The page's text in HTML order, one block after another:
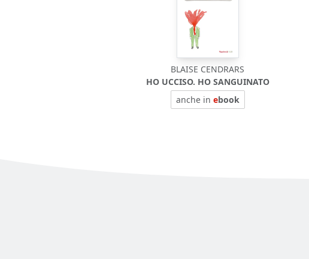
BLAISE CENDRARS
HO UCCISO. HO SANGUINATO
anche in ebook